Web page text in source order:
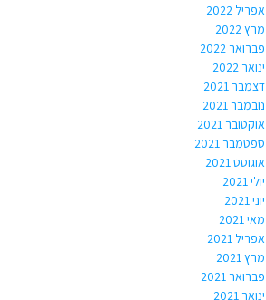
אפריל 2022
מרץ 2022
פברואר 2022
ינואר 2022
דצמבר 2021
נובמבר 2021
אוקטובר 2021
ספטמבר 2021
אוגוסט 2021
יולי 2021
יוני 2021
מאי 2021
אפריל 2021
מרץ 2021
פברואר 2021
ינואר 2021